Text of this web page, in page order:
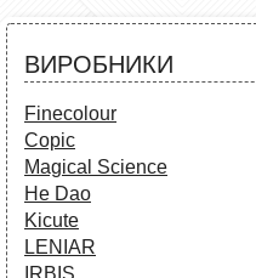
Все для творчості
Аксесуари для школярів
ВИРОБНИКИ
Finecolour
Copic
Magical Science
He Dao
Kicute
LENIAR
IRBIS